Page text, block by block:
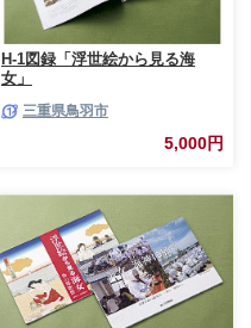
H-1図録「浮世絵から見る海
女」
三重県鳥羽市
5,000円